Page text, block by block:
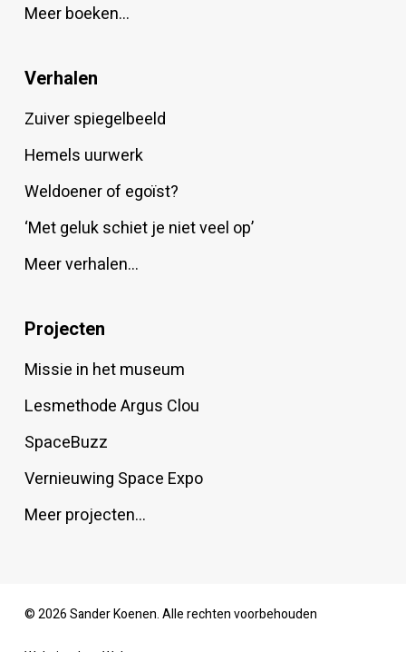
Meer boeken…
Verhalen
Zuiver spiegelbeeld
Hemels uurwerk
Weldoener of egoïst?
‘Met geluk schiet je niet veel op’
Meer verhalen…
Projecten
Missie in het museum
Lesmethode Argus Clou
SpaceBuzz
Vernieuwing Space Expo
Meer projecten…
© 2026 Sander Koenen. Alle rechten voorbehouden